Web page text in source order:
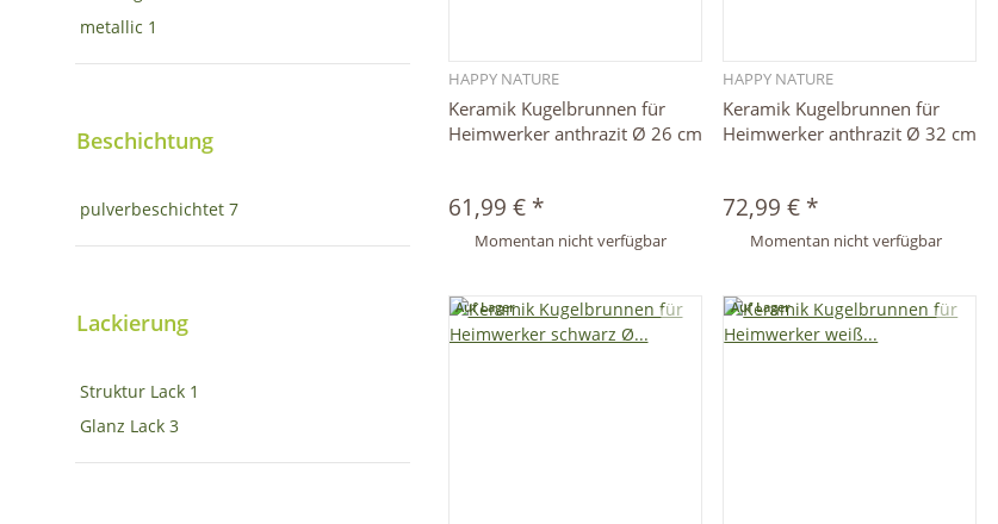
Schnellkauf
HAPPY NATURE
Keramik Kugelbrunnen für
Heimwerker anthrazit Ø 26 cm
61,99 € *
Momentan nicht verfügbar
Schnellkauf
HAPPY NATURE
Keramik Kugelbrunnen für
Heimwerker anthrazit Ø 32 cm
72,99 € *
Momentan nicht verfügbar
Auf Lager Auf Lager
metallic 1
Beschichtung
pulverbeschichtet 7
Lackierung
Struktur Lack 1
Glanz Lack 3